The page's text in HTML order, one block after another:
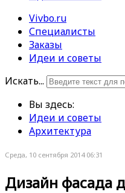
Vivbo.ru
Специалисты
Заказы
Идеи и советы
Искать...
Вы здесь:
Идеи и советы
Архитектура
Среда, 10 сентября 2014 06:31
Дизайн фасада